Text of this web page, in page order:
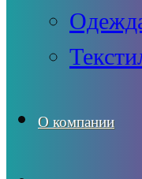
О компании